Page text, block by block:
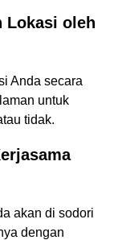
Lokasi oleh
Anda secara
untuk
tidak.
akan di sodori
dengan